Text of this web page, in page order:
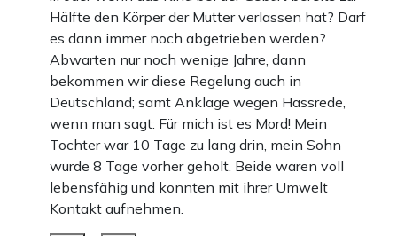
Hälfte den Körper der Mutter verlassen hat? Darf
es dann immer noch abgetrieben werden?
Abwarten nur noch wenige Jahre, dann
bekommen wir diese Regelung auch in
Deutschland; samt Anklage wegen Hassrede,
wenn man sagt: Für mich ist es Mord! Mein
Tochter war 10 Tage zu lang drin, mein Sohn
wurde 8 Tage vorher geholt. Beide waren voll
lebensfähig und konnten mit ihrer Umwelt
Kontakt aufnehmen.